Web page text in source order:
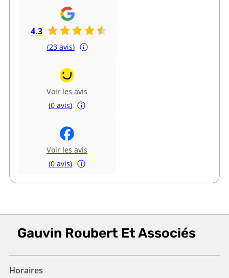
4.3
(23 avis)
Voir les avis
(0 avis)
Voir les avis
(0 avis)
Gauvin Roubert Et Associés
Horaires